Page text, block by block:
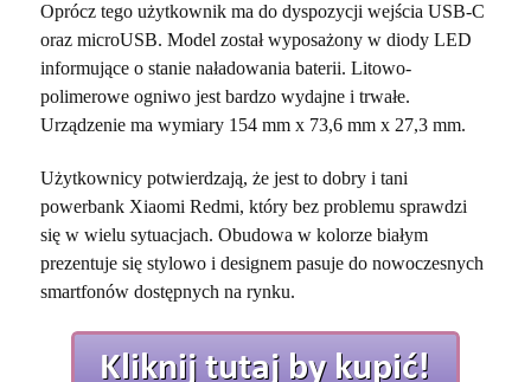
Oprócz tego użytkownik ma do dyspozycji wejścia USB-C
oraz microUSB. Model został wyposażony w diody LED
informujące o stanie naładowania baterii. Litowo-
polimerowe ogniwo jest bardzo wydajne i trwałe.
Urządzenie ma wymiary 154 mm x 73,6 mm x 27,3 mm.
Użytkownicy potwierdzają, że jest to dobry i tani
powerbank Xiaomi Redmi, który bez problemu sprawdzi
się w wielu sytuacjach. Obudowa w kolorze białym
prezentuje się stylowo i designem pasuje do nowoczesnych
smartfonów dostępnych na rynku.